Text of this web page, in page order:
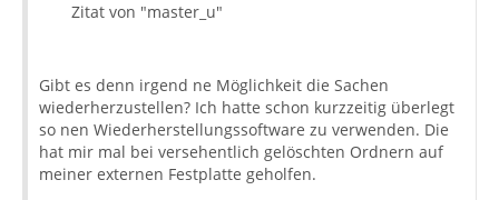
Zitat von "master_u"
Gibt es denn irgend ne Möglichkeit die Sachen
wiederherzustellen? Ich hatte schon kurzzeitig überlegt
so nen Wiederherstellungssoftware zu verwenden. Die
hat mir mal bei versehentlich gelöschten Ordnern auf
meiner externen Festplatte geholfen.